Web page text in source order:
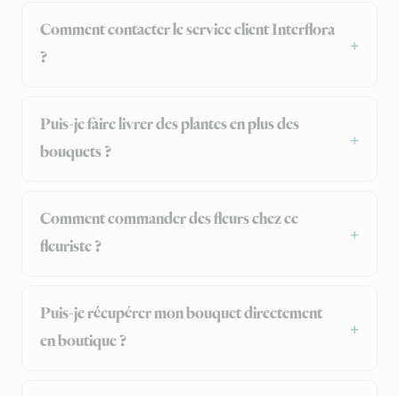
Comment contacter le service client Interflora
?
Puis-je faire livrer des plantes en plus des
bouquets ?
Comment commander des fleurs chez ce
fleuriste ?
Puis-je récupérer mon bouquet directement
en boutique ?